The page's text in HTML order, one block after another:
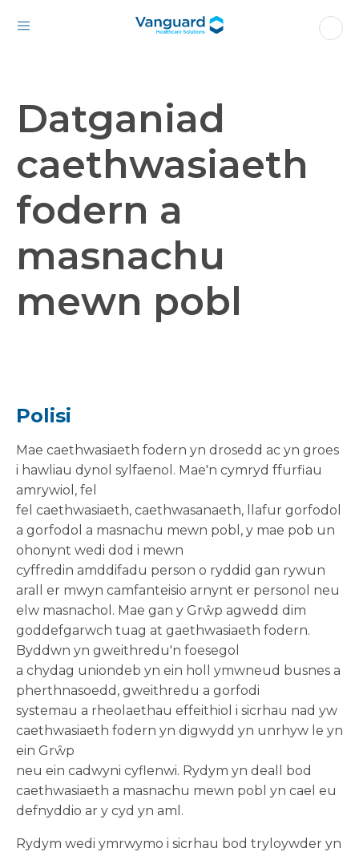
Datganiad
caethwasiaeth
fodern a
masnachu
mewn pobl
Polisi
Mae caethwasiaeth fodern yn drosedd ac yn groes
i hawliau dynol sylfaenol. Mae'n cymryd ffurfiau
amrywiol, fel
fel caethwasiaeth, caethwasanaeth, llafur gorfodol
a gorfodol a masnachu mewn pobl, y mae pob un
ohonynt wedi dod i mewn
cyffredin amddifadu person o ryddid gan rywun
arall er mwyn camfanteisio arnynt er personol neu
elw masnachol. Mae gan y Grŵp agwedd dim
goddefgarwch tuag at gaethwasiaeth fodern.
Byddwn yn gweithredu'n foesegol
a chydag uniondeb yn ein holl ymwneud busnes a
pherthnasoedd, gweithredu a gorfodi
systemau a rheolaethau effeithiol i sicrhau nad yw
caethwasiaeth fodern yn digwydd yn unrhyw le yn
ein Grŵp
neu ein cadwyni cyflenwi. Rydym yn deall bod
caethwasiaeth a masnachu mewn pobl yn cael eu
defnyddio ar y cyd yn aml.
Rydym wedi ymrwymo i sicrhau bod tryloywder yn